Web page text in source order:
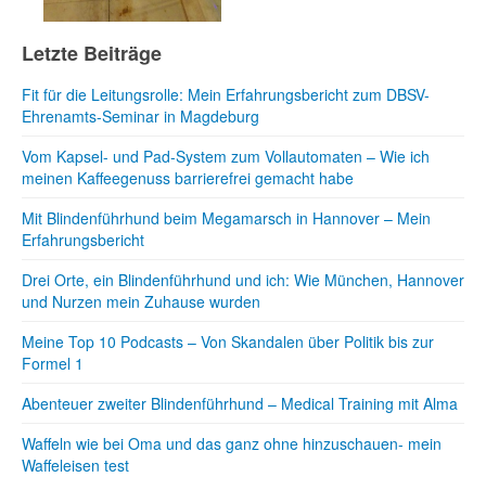
Letzte Beiträge
Fit für die Leitungsrolle: Mein Erfahrungsbericht zum DBSV-
Ehrenamts-Seminar in Magdeburg
Vom Kapsel- und Pad-System zum Vollautomaten – Wie ich
meinen Kaffeegenuss barrierefrei gemacht habe
Mit Blindenführhund beim Megamarsch in Hannover – Mein
Erfahrungsbericht
Drei Orte, ein Blindenführhund und ich: Wie München, Hannover
und Nurzen mein Zuhause wurden
Meine Top 10 Podcasts – Von Skandalen über Politik bis zur
Formel 1
Abenteuer zweiter Blindenführhund – Medical Training mit Alma
Waffeln wie bei Oma und das ganz ohne hinzuschauen- mein
Waffeleisen test